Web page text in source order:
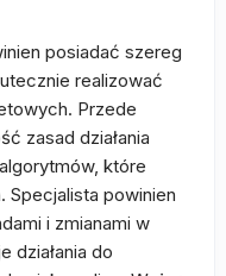
posiadać szereg
realizować
Przede
zasad działania
które
Specjalista powinien
i zmianami w
działania do